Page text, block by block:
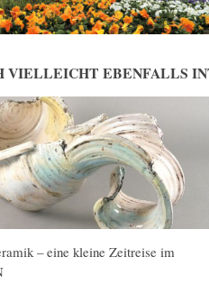
VIELLEICHT EBENFALLS
– eine kleine Zeitreise im